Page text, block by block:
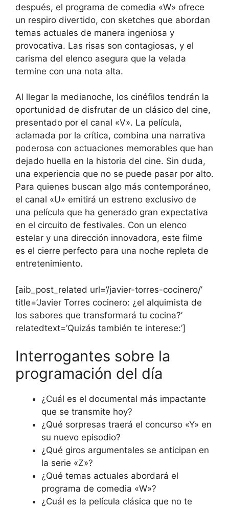
después, el programa de comedia «W» ofrece
un respiro divertido, con sketches que abordan
temas actuales de manera ingeniosa y
provocativa. Las risas son contagiosas, y el
carisma del elenco asegura que la velada
termine con una nota alta.
Al llegar la medianoche, los cinéfilos tendrán la
oportunidad de disfrutar de un clásico del cine,
presentado por el canal «V». La película,
aclamada por la crítica, combina una narrativa
poderosa con actuaciones memorables que han
dejado huella en la historia del cine. Sin duda,
una experiencia que no se puede pasar por alto.
Para quienes buscan algo más contemporáneo,
el canal «U» emitirá un estreno exclusivo de
una película que ha generado gran expectativa
en el circuito de festivales. Con un elenco
estelar y una dirección innovadora, este filme
es el cierre perfecto para una noche repleta de
entretenimiento.
[aib_post_related url=’/javier-torres-cocinero/’
title=’Javier Torres cocinero: ¿el alquimista de
los sabores que transformará tu cocina?’
relatedtext=’Quizás también te interese:’]
Interrogantes sobre la
programación del día
¿Cuál es el documental más impactante
que se transmite hoy?
¿Qué sorpresas traerá el concurso «Y» en
su nuevo episodio?
¿Qué giros argumentales se anticipan en
la serie «Z»?
¿Qué temas actuales abordará el
programa de comedia «W»?
¿Cuál es la película clásica que no te